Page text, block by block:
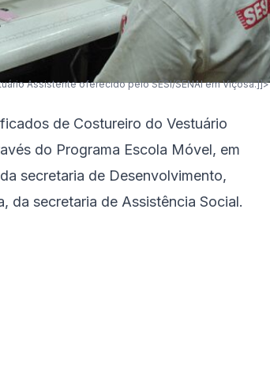
Assistente oferecido pelo SESI/SENAI em Viçosa.]]>
de Costureiro do Vestuário
do Programa Escola Móvel, em
secretaria de Desenvolvimento,
da secretaria de Assistência Social.